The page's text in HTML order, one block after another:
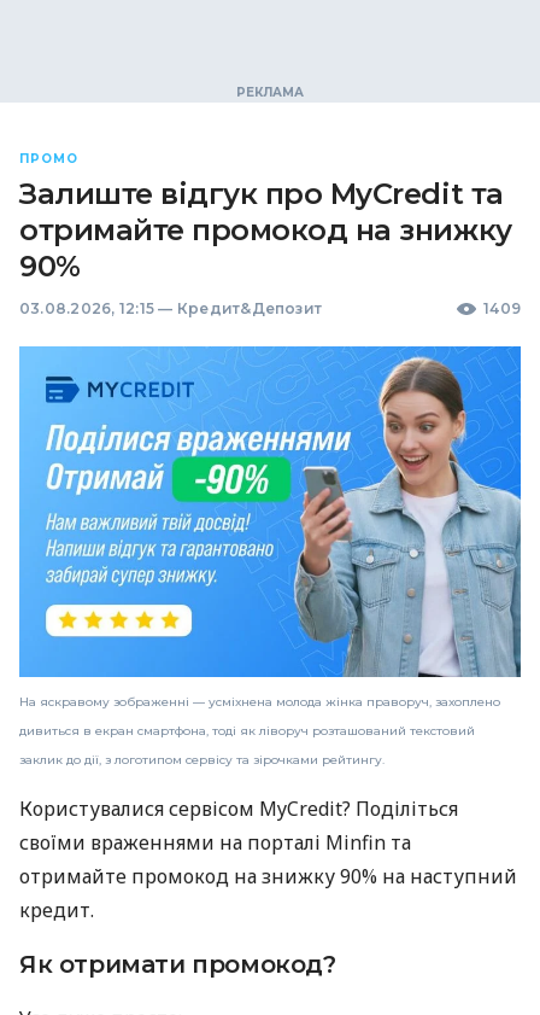
ПРОМО
Залиште відгук про MyCredit та
отримайте промокод на знижку
90%
03.08.2026, 12:15 — Кредит&Депозит 1409
На яскравому зображенні — усміхнена молода жінка праворуч, захоплено
дивиться в екран смартфона, тоді як ліворуч розташований текстовий
заклик до дії, з логотипом сервісу та зірочками рейтингу.
Користувалися сервісом MyCredit? Поділіться
своїми враженнями на порталі Minfin та
отримайте промокод на знижку 90% на наступний
кредит.
Як отримати промокод?